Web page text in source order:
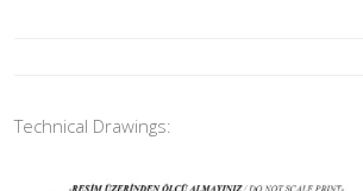
Technical Drawings: